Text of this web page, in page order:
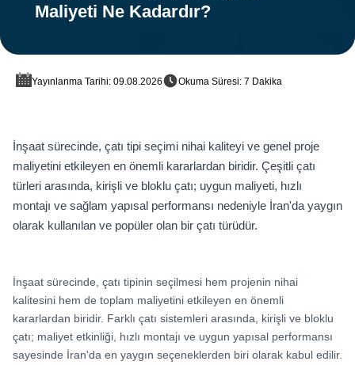
Maliyeti Ne Kadardır?
Yayınlanma Tarihi: 09.08.2026 Okuma Süresi: 7 Dakika
İnşaat sürecinde, çatı tipi seçimi nihai kaliteyi ve genel proje
maliyetini etkileyen en önemli kararlardan biridir. Çeşitli çatı
türleri arasında, kirişli ve bloklu çatı; uygun maliyeti, hızlı
montajı ve sağlam yapısal performansı nedeniyle İran'da yaygın
olarak kullanılan ve popüler olan bir çatı türüdür.
İnşaat sürecinde, çatı tipinin seçilmesi hem projenin nihai
kalitesini hem de toplam maliyetini etkileyen en önemli
kararlardan biridir. Farklı çatı sistemleri arasında, kirişli ve bloklu
çatı; maliyet etkinliği, hızlı montajı ve uygun yapısal performansı
sayesinde İran'da en yaygın seçeneklerden biri olarak kabul edilir.